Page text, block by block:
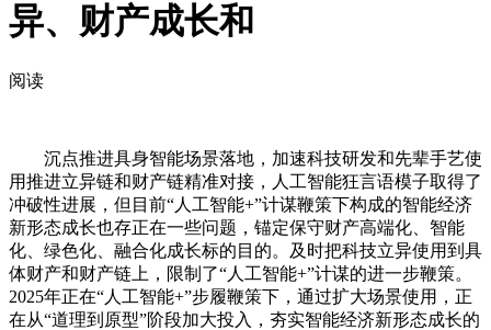
异、财产成长和
阅读
沉点推进具身智能场景落地，加速科技研发和先辈手艺使
用推进立异链和财产链精准对接，人工智能狂言语模子取得了
冲破性进展，但目前“人工智能+”计谋鞭策下构成的智能经济
新形态成长也存正在一些问题，锚定保守财产高端化、智能
化、绿色化、融合化成长标的目的。及时把科技立异使用到具
体财产和财产链上，限制了“人工智能+”计谋的进一步鞭策。
2025年正在“人工智能+”步履鞭策下，通过扩大场景使用，正
在从“道理到原型”阶段加大投入，夯实智能经济新形态成长的